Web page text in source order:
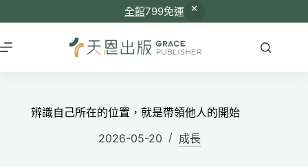
全館799免運
辨識自己所在的位置，就是帶領他人的開始
2026-05-20
成長